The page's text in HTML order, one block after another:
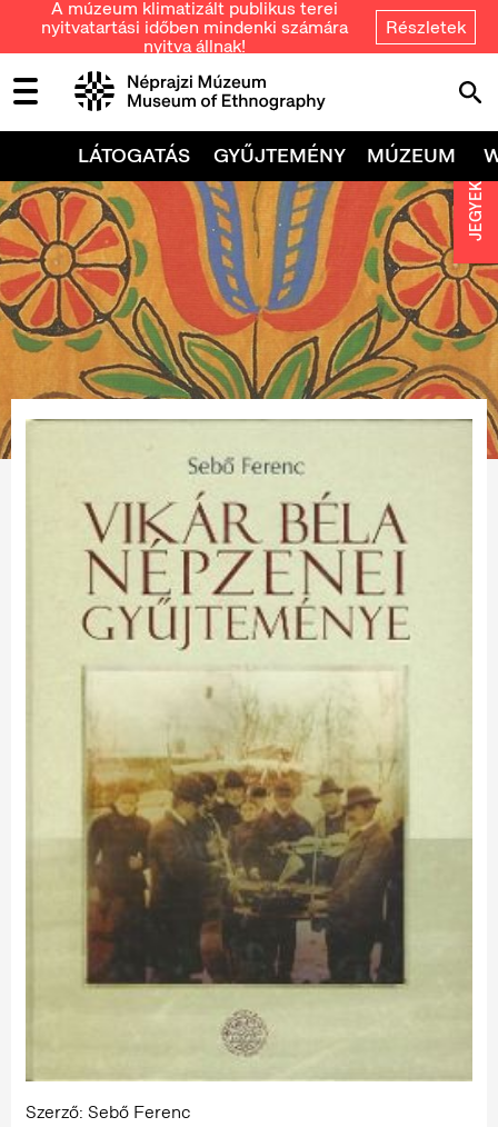
A múzeum klimatizált publikus terei
nyitvatartási időben mindenki számára
nyitva állnak!
Részletek
LÁTOGATÁS GYŰJTEMÉNY MÚZEUM
Szerző: Sebő Ferenc
JEGYEK